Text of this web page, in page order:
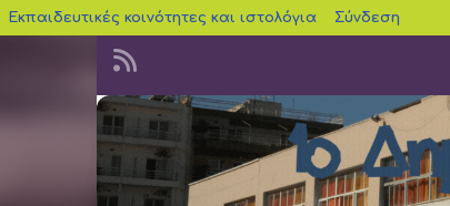
Εκπαιδευτικές κοινότητες και ιστολόγια blogs.sch.gr
Σύνδεση